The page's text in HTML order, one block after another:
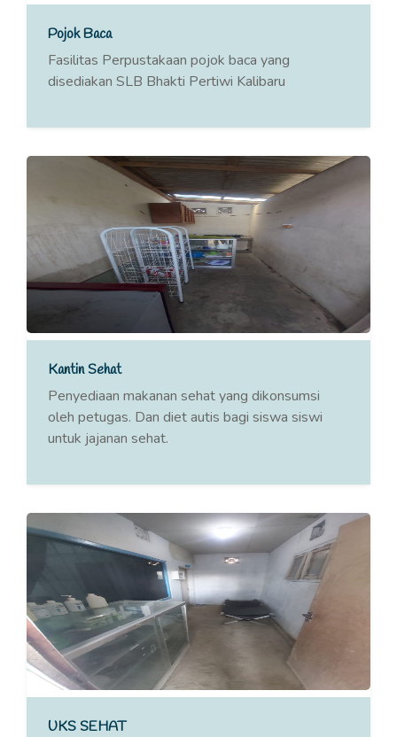
Pojok Baca
Fasilitas Perpustakaan pojok baca yang
disediakan SLB Bhakti Pertiwi Kalibaru
Kantin Sehat
Penyediaan makanan sehat yang dikonsumsi
oleh petugas. Dan diet autis bagi siswa siswi
untuk jajanan sehat.
UKS SEHAT